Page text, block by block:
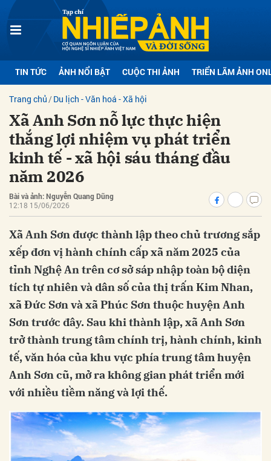
TIN TỨC ẢNH NỔI BẬT CUỘC THI ẢNH TRIỂN LÃM ẢNH
Trang chủ Du lịch - Văn hoá - Xã hội
Xã Anh Sơn nỗ lực thực hiện
thắng lợi nhiệm vụ phát triển
kinh tế - xã hội sáu tháng đầu
năm 2026
Bài và ảnh: Nguyễn Quang Dũng
12:18 15/06/2026
Xã Anh Sơn được thành lập theo chủ trương sắp
xếp đơn vị hành chính cấp xã năm 2025 của
tỉnh Nghệ An trên cơ sở sáp nhập toàn bộ diện
tích tự nhiên và dân số của thị trấn Kim Nhan,
xã Đức Sơn và xã Phúc Sơn thuộc huyện Anh
Sơn trước đây. Sau khi thành lập, xã Anh Sơn
trở thành trung tâm chính trị, hành chính, kinh
tế, văn hóa của khu vực phía trung tâm huyện
Anh Sơn cũ, mở ra không gian phát triển mới
với nhiều tiềm năng và lợi thế.
luận